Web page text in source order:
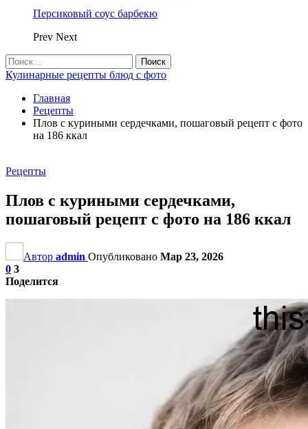
Персиковый соус барбекю
Prev Next
Кулинарные рецепты блюд с фото
Главная
Рецепты
Плов с куриными сердечками, пошаговый рецепт с фото
на 186 ккал
Рецепты
Плов с куриными сердечками,
пошаговый рецепт с фото на 186 ккал
Автор admin Опубликовано Мар 23, 2026
0 3
Поделится